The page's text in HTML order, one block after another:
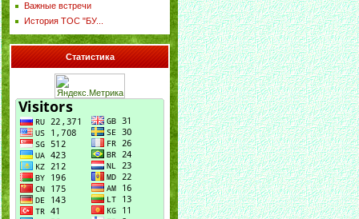
Важные встречи
История ТОС "БУ...
Статистика